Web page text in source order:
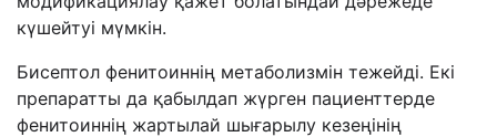
күшейтуі мүмкін.
Бисептол фенитоиннің метаболизмін тежейді. Екі
препаратты да қабылдап жүрген пациенттерде
фенитоиннің жартылай шығарылу кезеңінің